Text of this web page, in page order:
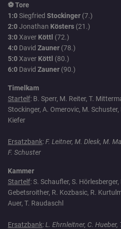
⚽ Tore
1:0Siegfried Stockinger (7.)
2:0Jonathan Kösters (21.)
3:0Xaver Köttl (72.)
4:0 David Zauner (78.)
5:0Xaver Köttl (80.)
6:0 David Zauner (90.)
Timelkam
Startelf: B. Sperr, M. Reiter, T.
Stockinger, A. Omerovic, M.
Kiefer
Ersatzbank:F. Leitner, M. Dlesk, M.
F. Schuster
Kammer
Startelf: S. Schaufler, S.
Gebetsroither, R. Kozbasic, R.
Auer, T. Raudaschl
Ersatzbank:L. Ehrnleitner, C. Hueber,